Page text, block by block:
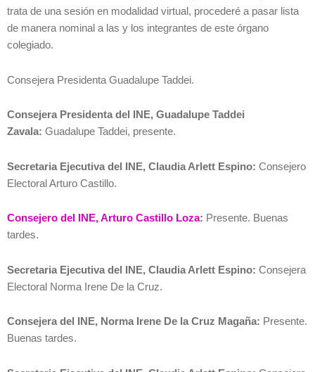
trata de una sesión en modalidad virtual, procederé a pasar lista
de manera nominal a las y los integrantes de este órgano
colegiado.
Consejera Presidenta Guadalupe Taddei.
Consejera Presidenta del INE, Guadalupe Taddei
Zavala: Guadalupe Taddei, presente.
Secretaria Ejecutiva del INE, Claudia Arlett Espino: Consejero
Electoral Arturo Castillo.
Consejero del INE, Arturo Castillo Loza: Presente. Buenas
tardes.
Secretaria Ejecutiva del INE, Claudia Arlett Espino: Consejera
Electoral Norma Irene De la Cruz.
Consejera del INE, Norma Irene De la Cruz Magaña: Presente.
Buenas tardes.